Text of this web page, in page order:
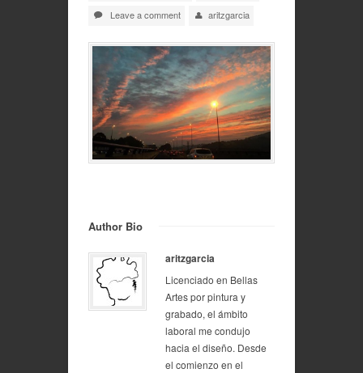
Leave a comment
aritzgarcia
Author Bio
aritzgarcia
Licenciado en Bellas
Artes por pintura y
grabado, el ámbito
laboral me condujo
hacia el diseño. Desde
el comienzo en el